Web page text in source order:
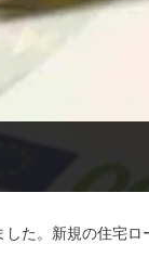
た。新規の住宅